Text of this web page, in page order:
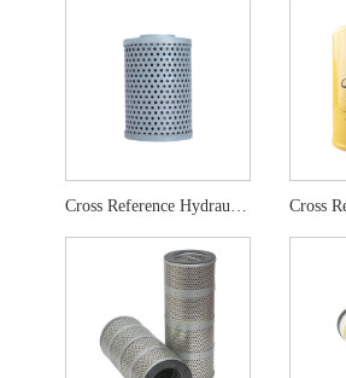
Cross Reference Hydraulic Filter HF6861